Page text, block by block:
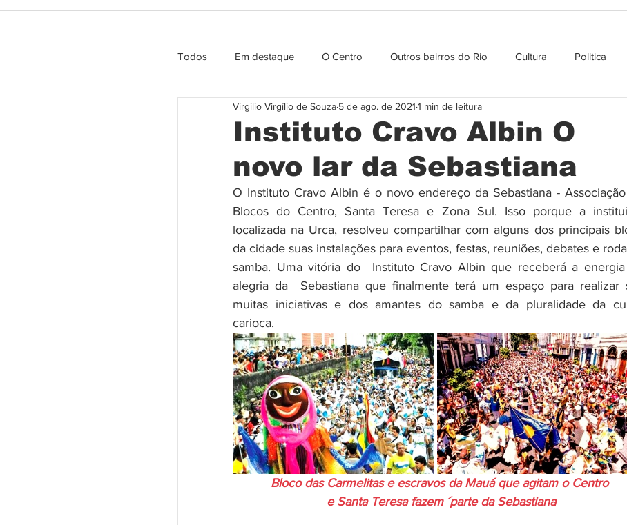
Todos Em destaque O Centro Outros bairros do Rio Cultura Politica
Entrevista e Opiniao Agenda cultural
Instituto Cravo Albin O
novo lar da Sebastiana
Virgilio Virgílio de Souza 5 de ago. de 2021 1 min de leitura
O Instituto Cravo Albin é o novo endereço da Sebastiana -
Blocos do Centro, Santa Teresa e Zona Sul. Isso porque a
localizada na Urca, resolveu compartilhar com alguns dos principais
da cidade suas instalações para eventos, festas, reuniões, debates e
samba. Uma vitória do  Instituto Cravo Albin que receberá a
alegria da  Sebastiana que finalmente terá um espaço para realizar
muitas iniciativas e dos amantes do samba e da pluralidade da
carioca.
Bloco das Carmelitas e escravos da Mauá que agitam o Centro
e Santa Teresa fazem ´parte da Sebastiana